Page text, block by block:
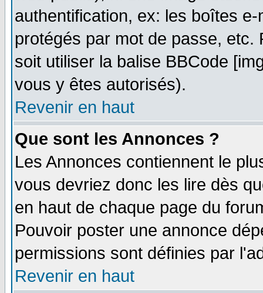
authentification, ex: les boîtes
protégés par mot de passe,
soit utiliser la balise BBCode
vous y êtes autorisés).
Revenir en haut
Que sont les Annonces ?
Les Annonces contiennent le
vous devriez donc les lire dès
en haut de chaque page du
Pouvoir poster une annonce
permissions sont définies par
Revenir en haut